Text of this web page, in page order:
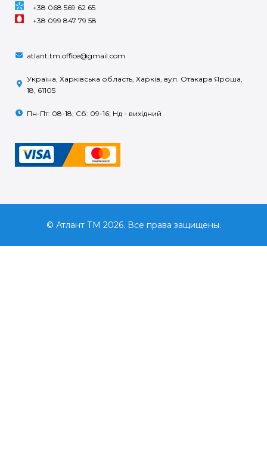
+38 068 569 62 65
+38 099 847 79 58
atlant.tm.office@gmail.com
Україна, Харківська область, Харків, вул. Отакара Яроша,
18, 61105
Пн-Пт: 08-18; Сб: 09-16; Нд - вихідний
© Атлант ТМ 2026. Все права защищены.